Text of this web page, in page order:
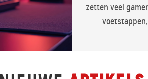
zetten veel